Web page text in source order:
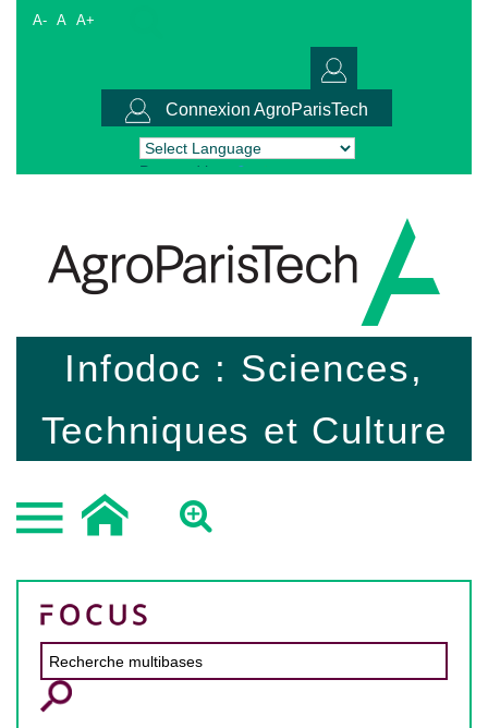
A- A A+
Connexion AgroParisTech
Powered by Translate
Infodoc : Sciences,
Techniques et Culture